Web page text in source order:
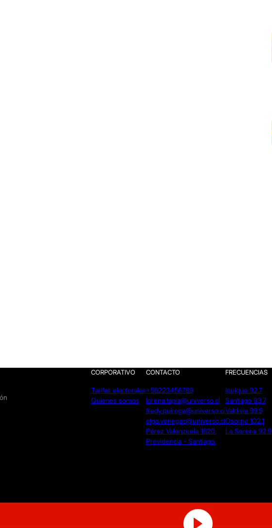
CORPORATIVO
Tarifas electorales
Quienes somos
CONTACTO
+56223456789
lorena.tapia@universo.cl
fredy.quiroga@universo.cl
olga.venegas@universo.cl
Pérez Valenzuela 1620.
Providencia - Santiago.
FRECUENCIAS
Iquique 92.7
Santiago 93.7
Valdivia 99.9
Osorno 102.1
La Serena 92.9